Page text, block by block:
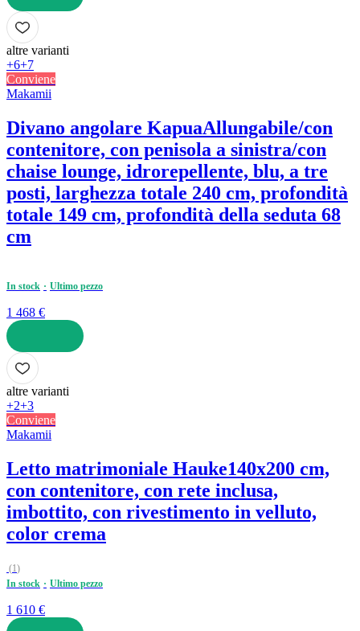
AGGIUNGI
altre varianti
+6+7
Conviene
Makamii
Divano angolare KapuaAllungabile/con
contenitore, con penisola a sinistra/con
chaise lounge, idrorepellente, blu, a tre
posti, larghezza totale 240 cm, profondità
totale 149 cm, profondità della seduta 68
cm
In stock Ultimo pezzo
1 468 €
AGGIUNGI
altre varianti
+2+3
Conviene
Makamii
Letto matrimoniale Hauke140x200 cm,
con contenitore, con rete inclusa,
imbottito, con rivestimento in velluto,
color crema
(1)
In stock
Ultimo pezzo
1 610 €